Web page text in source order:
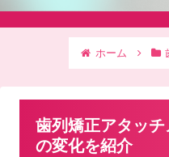
ホーム
歯列矯正アタッ
の変化を紹介